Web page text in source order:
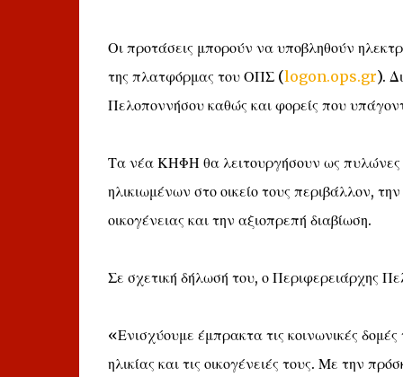
Οι προτάσεις μπορούν να υποβληθούν
της πλατφόρμας του ΟΠΣ (logon.ops.gr).
Πελοποννήσου καθώς και φορείς που
Τα νέα ΚΗΦΗ θα λειτουργήσουν ως πυλώνες
ηλικιωμένων στο οικείο τους περιβάλλον,
οικογένειας και την αξιοπρεπή διαβίωση.
Σε σχετική δήλωσή του, ο Περιφερειάρχης
«Ενισχύουμε έμπρακτα τις κοινωνικές
ηλικίας και τις οικογένειές τους. Με την